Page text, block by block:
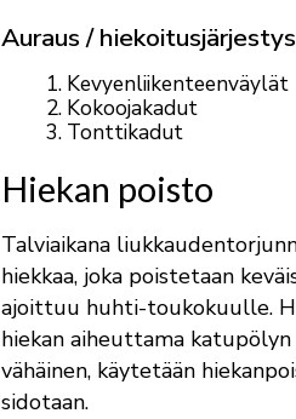
Auraus / hiekoitusjärjestys
Kevyenliikenteenväylät
Kokoojakadut
Tonttikadut
Hiekan poisto
Talviaikana
hiekkaa, joka poistetaan
ajoittuu huhti-toukokuulle.
hiekan aiheuttama
vähäinen, käytetään
sidotaan.